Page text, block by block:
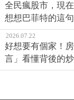
全民瘋股市，現
想想巴菲特的這
2026.07.22
好想要有個家！
言」看懂背後的